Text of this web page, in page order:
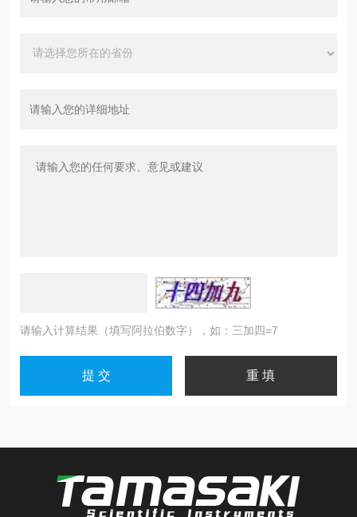
请输入计算结果（填写阿拉伯数字），如：三加四=7